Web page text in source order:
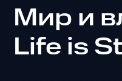
Мир и
Life is